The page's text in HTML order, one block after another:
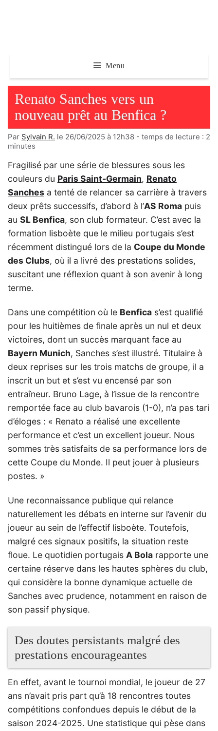
Menu
Renato Sanches vers un
nouveau prêt au Benfica ?
Par Sylvain R. le 26/06/2025 à 12h38 - temps de lecture : 2
minutes
Fragilisé par une série de blessures sous les
couleurs du Paris Saint-Germain, Renato
Sanches a tenté de relancer sa carrière à travers
deux prêts successifs, d’abord à l’AS Roma puis
au SL Benfica, son club formateur. C’est avec la
formation lisboète que le milieu portugais s’est
récemment distingué lors de la Coupe du Monde
des Clubs, où il a livré des prestations solides,
suscitant une réflexion quant à son avenir à long
terme.
Dans une compétition où le Benfica s’est qualifié
pour les huitièmes de finale après un nul et deux
victoires, dont un succès marquant face au
Bayern Munich, Sanches s’est illustré. Titulaire à
deux reprises sur les trois matchs de groupe, il a
inscrit un but et s’est vu encensé par son
entraîneur. Bruno Lage, à l’issue de la rencontre
remportée face au club bavarois (1-0), n’a pas tari
d’éloges : « Renato a réalisé une excellente
performance et c’est un excellent joueur. Nous
sommes très satisfaits de sa performance lors de
cette Coupe du Monde. Il peut jouer à plusieurs
postes. »
Une reconnaissance publique qui relance
naturellement les débats en interne sur l’avenir du
joueur au sein de l’effectif lisboète. Toutefois,
malgré ces signaux positifs, la situation reste
floue. Le quotidien portugais A Bola rapporte une
certaine réserve dans les hautes sphères du club,
qui considère la bonne dynamique actuelle de
Sanches avec prudence, notamment en raison de
son passif physique.
Des doutes persistants malgré des
prestations encourageantes
En effet, avant le tournoi mondial, le joueur de 27
ans n’avait pris part qu’à 18 rencontres toutes
compétitions confondues depuis le début de la
saison 2024-2025. Une statistique qui pèse dans